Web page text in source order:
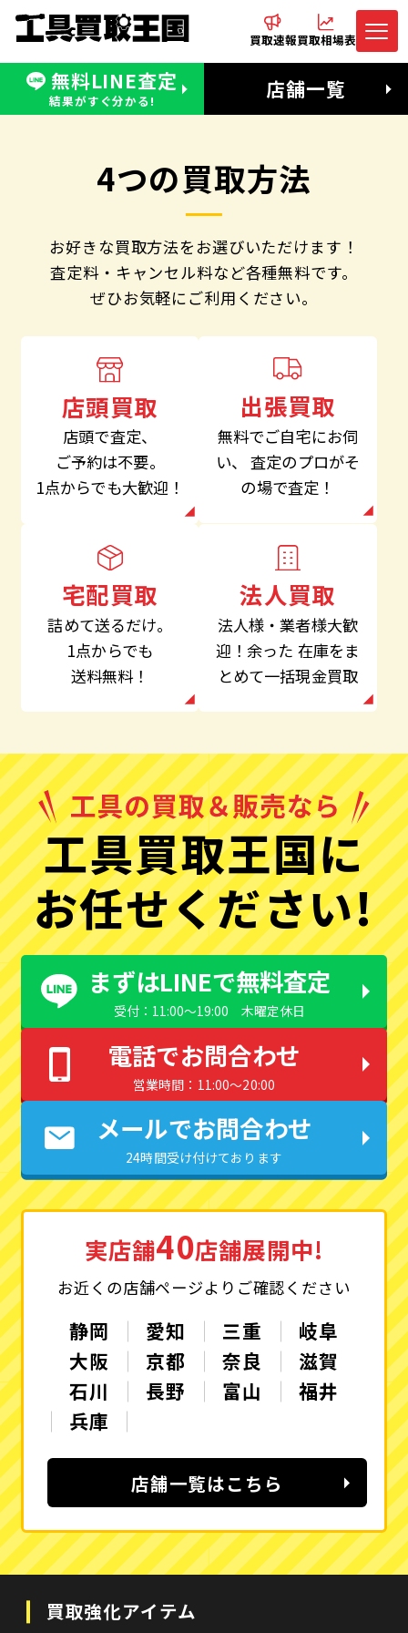
買取速報買取相場表
無料LINE査定
結果がすぐ分かる! 店舗一覧
無料LINE査定
受付：11:00〜19:00 木曜定休日
電話でお問合わせ
営業時間：11:00〜20:00
4つの買取方法
お好きな買取方法をお選びいただけます！
査定料・キャンセル料など各種無料です。
ぜひお気軽にご利用ください。
店頭買取
店頭で査定、
ご予約は不要。
1点からでも大歓迎！
出張買取
無料でご自宅にお伺
い、
査定のプロがそ
の場で査定！
宅配買取
詰めて送るだけ。
1点からでも
送料無料！
法人買取
法人様・業者様大歓
迎！余った 在庫をま
とめて一括現金買取
工具買取王国に
お任せください!
まずはLINEで無料査定
受付：11:00〜19:00 木曜定休日
電話でお問合わせ
営業時間：11:00〜20:00
メールでお問合わせ
24時間受け付けております
実店舗40店舗展開中!
お近くの店舗ページよりご確認ください
静岡 愛知 三重
岐阜
大阪
京都 奈良
滋賀
石川
長野 富山
福井
兵庫
店舗一覧はこちら
買取強化アイテム